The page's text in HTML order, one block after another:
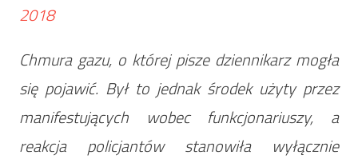
2018
Chmura gazu, o której pisze dziennikarz mogła
się pojawić. Był to jednak środek użyty przez
manifestujących wobec funkcjonariuszy, a
reakcja policjantów stanowiła wyłącznie